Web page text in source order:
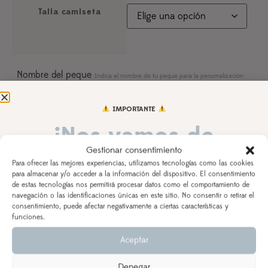
Gestionar consentimiento
Para ofrecer las mejores experiencias, utilizamos tecnologías como las cookies
para almacenar y/o acceder a la información del dispositivo. El consentimiento
de estas tecnologías nos permitirá procesar datos como el comportamiento de
navegación o las identificaciones únicas en este sitio. No consentir o retirar el
consentimiento, puede afectar negativamente a ciertas características y
funciones.
Aceptar
Talla camiseta
Nombre del peque Indica el nombre de tu peque para la personalización
Fecha cumple Indica el día del cumpleaños de tu peque
Observaciones
AÑADIR AL CARRITO
IMPORTANTE
¡Nos vamos de
vacaciones!
DEL 3 AL 21 DE AGOSTO
Los pedidos realizados a partir del 28 de julio
saldrán,
según orden de entrada y tiempo de procesamiento
(indicado en la descripción del producto), a partir del
24 de agosto.